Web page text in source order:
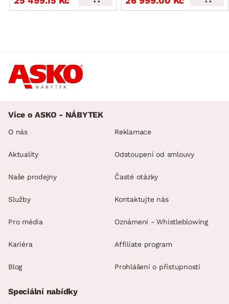
Více o ASKO - NÁBYTEK
O nás
Aktuality
Naše prodejny
Služby
Pro média
Kariéra
Blog
Reklamace
Odstoupení od smlouvy
Časté otázky
Kontaktujte nás
Oznámení - Whistleblowing
Affiliate program
Prohlášení o přístupnosti
Speciální nabídky